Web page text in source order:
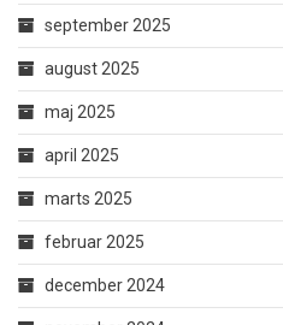
september 2025
august 2025
maj 2025
april 2025
marts 2025
februar 2025
december 2024